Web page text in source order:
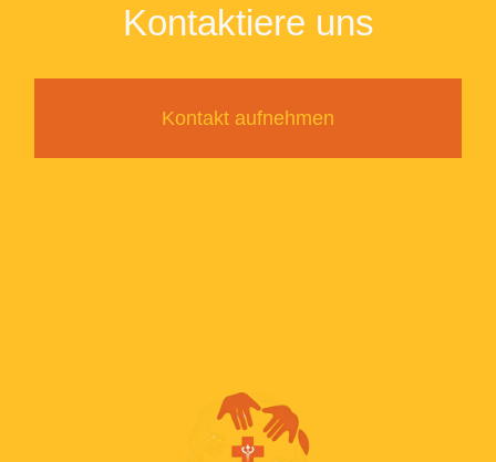
Kontaktiere uns
Kontakt aufnehmen